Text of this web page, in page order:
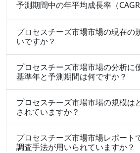
予測期間中の年平均成長率（CAGR
プロセスチーズ市場市場の現在の
いですか？
プロセスチーズ市場市場の分析に
基準年と予測期間は何ですか？
プロセスチーズ市場市場の規模は
されていますか？
プロセスチーズ市場市場レポート
調査手法が用いられていますか？